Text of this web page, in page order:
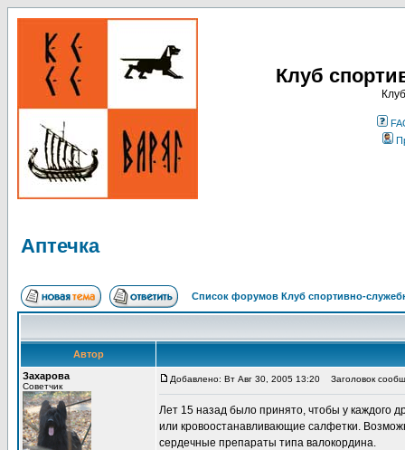
Клуб
Аптечка
Список форумов Клуб спортивно-
Автор
Захарова
Советчик
Добавлено: Вт Авг 30, 2005 13:20 Заголовок
Лет 15 назад было принято, чтобы у каждого
или кровоостанавливающие салфетки.
сердечные препараты типа валокордина.